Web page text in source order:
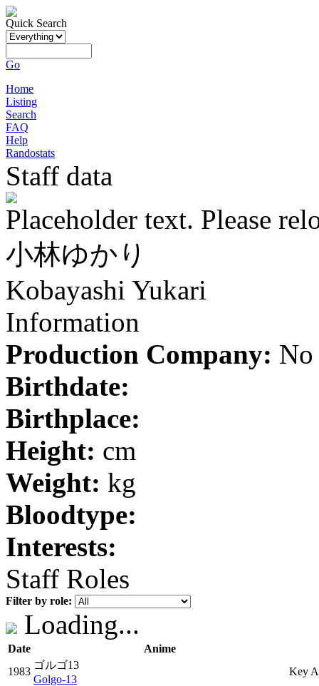
Quick Search
Go
Home
Listing
Search
FAQ
Help
Randostats
Staff data
Placeholder text. Please
小林ゆかり
Kobayashi Yukari
Information
Production Company: No
Birthdate:
Birthplace:
Height: cm
Weight: kg
Bloodtype:
Interests:
Staff Roles
Filter by role:
Loading...
Date
Anime
1983
ゴルゴ13
Golgo-13
Key